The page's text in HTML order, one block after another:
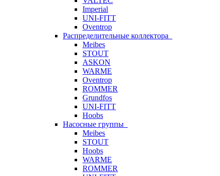
Imperial
UNI-FITT
Oventrop
Распределительные коллектора
Meibes
STOUT
ASKON
WARME
Oventrop
ROMMER
Grundfos
UNI-FITT
Hoobs
Насосные группы
Meibes
STOUT
Hoobs
WARME
ROMMER